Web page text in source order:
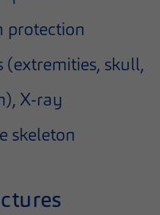
protection
(extremities, skull,
X-ray
skeleton